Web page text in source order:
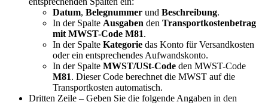
Datum, Belegnummer und Beschreibung.
In der Spalte Ausgaben den Transportkostenbetrag
mit MWST-Code M81.
In der Spalte Kategorie das Konto für Versandkosten
oder ein entsprechendes Aufwandskonto.
In der Spalte MWST/USt-Code den MWST-Code
M81. Dieser Code berechnet die MWST auf die
Transportkosten automatisch.
Dritten Zeile – Geben Sie die folgende Angaben in den